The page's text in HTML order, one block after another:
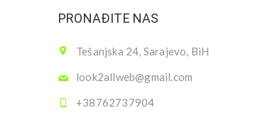
PRONAĐITE NAS
Tešanjska 24, Sarajevo, BiH
look2allweb@gmail.com
+38762737904